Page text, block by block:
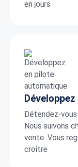
en jours
Détendez-
Nous suivons
vente. Vous
croître